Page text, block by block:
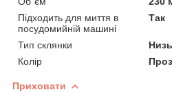
Підходить для миття в
посудомийній машині
Так
Тип склянки
Колір
Приховати